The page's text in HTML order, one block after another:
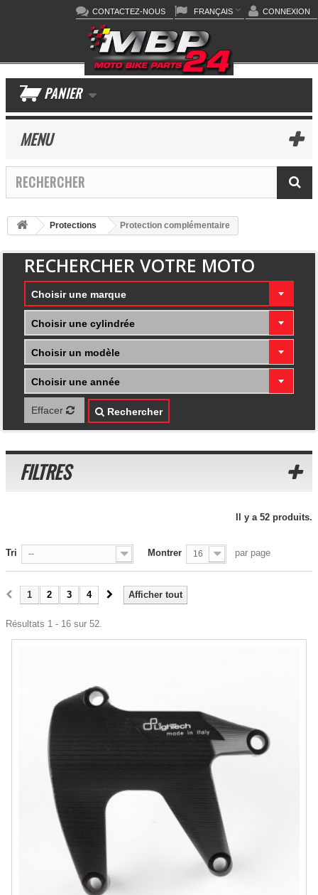
CONNEXION
FRANÇAIS
CONTACTEZ-NOUS
PANIER
MENU
Protections Protection complémentaire
RECHERCHER VOTRE MOTO
Choisir une marque
Choisir une cylindrée
Choisir un modèle
Choisir une année
Effacer Rechercher
FILTRES
Il y a 52 produits.
Tri -- Montrer 16 par page
Afficher tout
1 2 3 4
Résultats 1 - 16 sur 52.